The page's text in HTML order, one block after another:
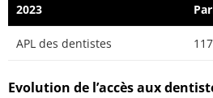
2023
APL des dentistes
Evolution de l’accès aux